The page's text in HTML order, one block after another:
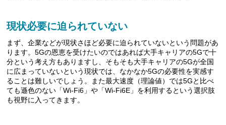
現状必要に迫られていない
まず、企業などが現状さほど必要に迫られていないという問題があ
ります。5Gの恩恵を受けたいのではあれば大手キャリアの5Gで十
分という考え方もありますし、そもそも大手キャリアの5Gが全国
に広まっていないという現状では、なかなか5Gの必要性を実感す
ることは難しいでしょう。また最大速度（理論値）では5Gと比べ
ても遜色のない「Wi-Fi6」や「Wi-Fi6E」を利用するという選択肢
も視野に入ってきます。